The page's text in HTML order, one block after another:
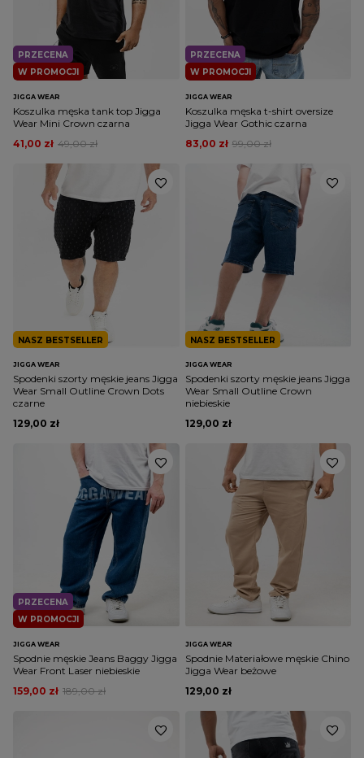
W PROMOCJI
PRZECENA
JIGGA WEAR
Koszulka męska tank top Jigga
Wear Mini Crown czarna
49,00 zł
41,00 zł
W PROMOCJI
PRZECENA
JIGGA WEAR
Koszulka męska t-shirt oversize
Jigga Wear Gothic czarna
99,00 zł
83,00 zł
NASZ BESTSELLER
JIGGA WEAR
Spodenki szorty męskie jeans Jigga
Wear Small Outline Crown Dots
czarne
129,00 zł
NASZ BESTSELLER
JIGGA WEAR
Spodenki szorty męskie jeans Jigga
Wear Small Outline Crown
niebieskie
129,00 zł
W PROMOCJI
PRZECENA
JIGGA WEAR
Spodnie męskie Jeans Baggy Jigga
Wear Front Laser niebieskie
189,00 zł
159,00 zł
JIGGA WEAR
Spodnie Materiałowe męskie Chino
Jigga Wear beżowe
129,00 zł